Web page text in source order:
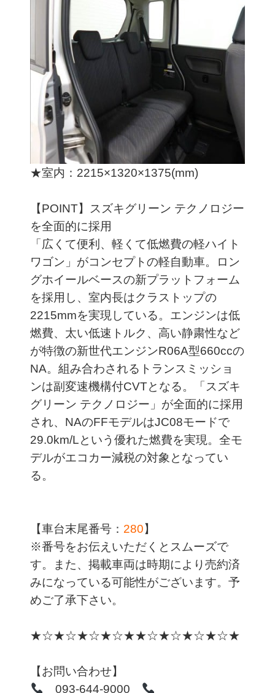
★室内：2215×1320×1375(mm)
【POINT】スズキグリーン テクノロジー
を全面的に採用
「広くて便利、軽くて低燃費の軽ハイト
ワゴン」がコンセプトの軽自動車。ロン
グホイールベースの新プラットフォーム
を採用し、室内長はクラストップの
2215mmを実現している。エンジンは低
燃費、太い低速トルク、高い静粛性など
が特徴の新世代エンジンR06A型660ccの
NA。組み合わされるトランスミッショ
ンは副変速機構付CVTとなる。「スズキ
グリーン テクノロジー」が全面的に採用
され、NAのFFモデルはJC08モードで
29.0km/Lという優れた燃費を実現。全モ
デルがエコカー減税の対象となってい
る。
【車台末尾番号： 280】
※番号をお伝えいただくとスムーズで
す。また、掲載車両は時期により売約済
みになっている可能性がございます。予
めご了承下さい。
★☆★☆★☆★☆★★☆★☆★☆★☆★
【お問い合わせ】
093-644-9000